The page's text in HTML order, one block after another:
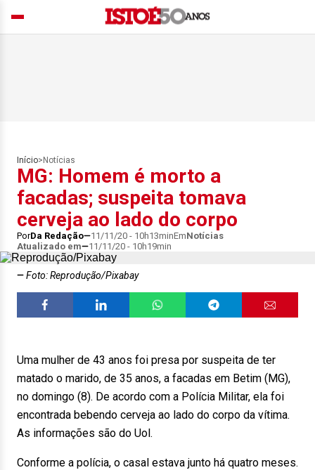
Início> Notícias
MG: Homem é morto a
facadas; suspeita tomava
cerveja ao lado do corpo
PorDa Redação 11/11/20 - 10h13minEmNotícias
Atualizado em
11/11/20 - 10h19min
Foto: Reprodução/Pixabay
Uma mulher de 43 anos foi presa por suspeita de ter
matado o marido, de 35 anos, a facadas em Betim (MG),
no domingo (8). De acordo com a Polícia Militar, ela foi
encontrada bebendo cerveja ao lado do corpo da vítima.
As informações são do Uol.
Conforme a polícia, o casal estava junto há quatro meses.